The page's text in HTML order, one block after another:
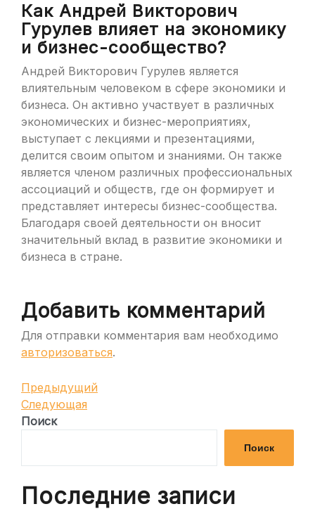
Как Андрей Викторович
Гурулев влияет на экономику
и бизнес-сообщество?
Андрей Викторович Гурулев является
влиятельным человеком в сфере экономики и
бизнеса. Он активно участвует в различных
экономических и бизнес-мероприятиях,
выступает с лекциями и презентациями,
делится своим опытом и знаниями. Он также
является членом различных профессиональных
ассоциаций и обществ, где он формирует и
представляет интересы бизнес-сообщества.
Благодаря своей деятельности он вносит
значительный вклад в развитие экономики и
бизнеса в стране.
Добавить комментарий
Для отправки комментария вам необходимо
авторизоваться.
Навигация
по
записям
Предыдущая
запись
Предыдущий
Следующая
запись
Следующая
Поиск
Поиск
Последние записи